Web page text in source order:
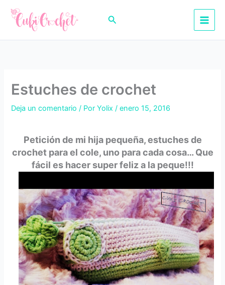
contenido
Buscar
Estuches de crochet
Deja un comentario / PorYolix/enero 15, 2016
Petición de mi hija pequeña, estuches de
crochet para el cole, uno para cada cosa… Que
fácil es hacer super feliz a la peque!!!